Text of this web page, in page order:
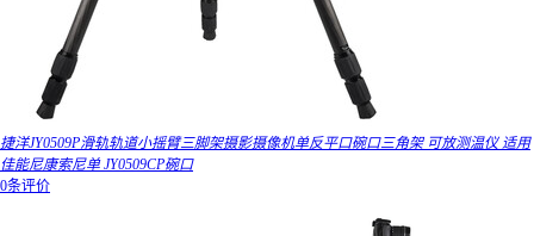
捷洋JY0509P滑轨轨道小摇臂三脚架摄影摄像机单反平口碗口三角架 可放测温仪 适用
佳能尼康索尼单 JY0509CP碗口
0条评价